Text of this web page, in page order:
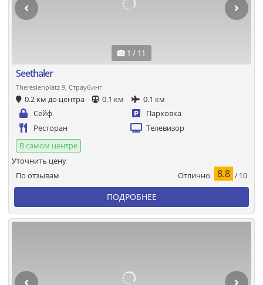
1 / 11
Seethaler
Theresienplatz 9, Страубинг
0.2 км до центра 0.1 км
0.1 км
Сейф
Парковка
Ресторан
Телевизор
В самом центре
По отзывам Отлично 8.8 / 10
Уточнить цену
ПОДРОБНЕЕ